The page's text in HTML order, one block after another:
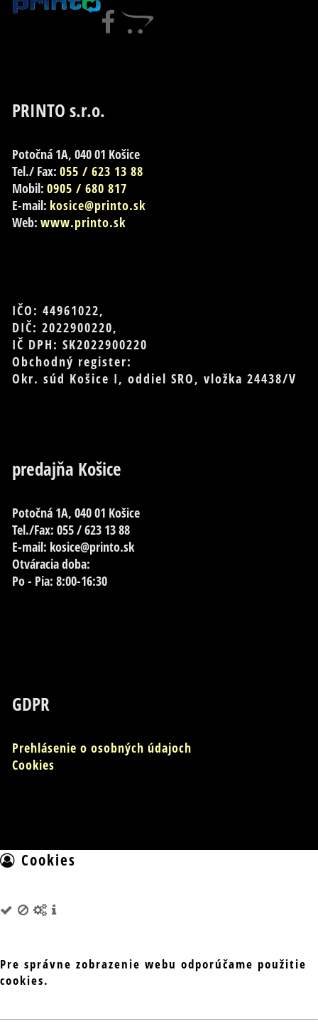
PRINTO s.r.o.
Potočná 1A, 040 01 Košice
Tel./ Fax:055 / 623 13 88
Mobil:0905 / 680 817
E-mail: kosice@printo.sk
Web:www.printo.sk
IČO: 44961022,
DIČ: 2022900220,
IČ DPH: SK2022900220
Obchodný register:
Okr. súd Košice I, oddiel SRO, vložka 24438/V
predajňa Košice
Potočná 1A, 040 01 Košice
Tel./Fax: 055 / 623 13 88
E-mail: kosice@printo.sk
Otváracia doba:
Po - Pia: 8:00-16:30
GDPR
Prehlásenie o osobných údajoch
Cookies
Cookies
Pre správne zobrazenie webu odporúčame použitie
cookies.